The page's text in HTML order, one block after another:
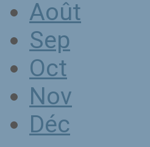
Août
Sep
Oct
Nov
Déc